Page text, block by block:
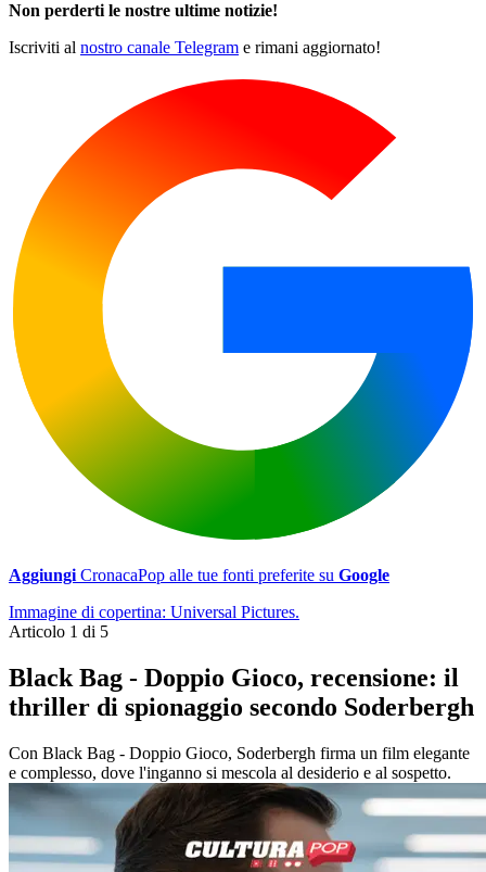
Non perderti le nostre ultime notizie!
Iscriviti al nostro canale Telegram e rimani aggiornato!
AggiungiCronacaPop alle tue fonti preferite su Google
Immagine di copertina: Universal Pictures.
Articolo 1 di 5
Black Bag - Doppio Gioco, recensione: il
thriller di spionaggio secondo Soderbergh
Con Black Bag - Doppio Gioco, Soderbergh firma un film elegante
e complesso, dove l'inganno si mescola al desiderio e al sospetto.